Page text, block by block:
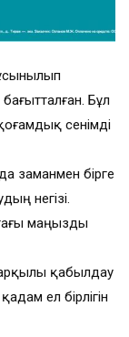
Бұл
сенімді
заманмен бірге
негізі.
маңызды
қабылдау
ел бірлігін